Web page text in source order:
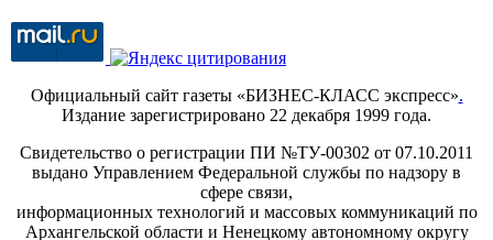
Официальный сайт газеты «БИЗНЕС-КЛАСС экспресс».
Издание зарегистрировано 22 декабря 1999 года.
Свидетельство о регистрации ПИ №ТУ-00302 от 07.10.2011
выдано Управлением Федеральной службы по надзору в
сфере связи,
информационных технологий и массовых коммуникаций по
Архангельской области и Ненецкому автономному округу